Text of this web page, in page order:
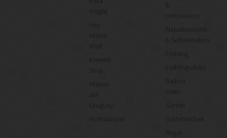
Knight
Mama
Wolf
Kremke
Manos
Uruguay
Nomadnoss
&
Holzlexikon
Naturkosmetik-
& Seifenlexikon
Frühling
Frühlingsdeko
Deko
Garten
Gartenmöbel
Regal